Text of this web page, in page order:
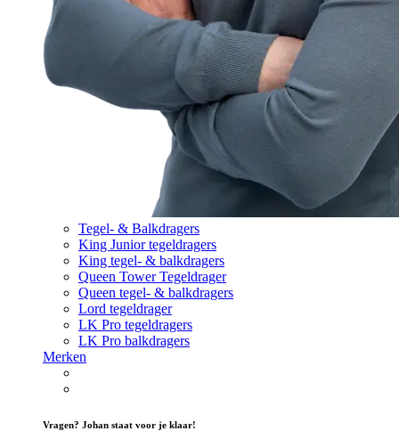
Tegel- & Balkdragers
King Junior tegeldragers
King tegel- & balkdragers
Queen Tower Tegeldrager
Queen tegel- & balkdragers
Lord tegeldrager
LK Pro tegeldragers
LK Pro balkdragers
Merken
Vragen? Johan staat voor je klaar!